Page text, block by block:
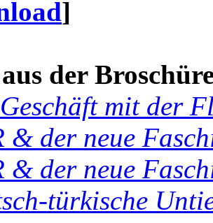
]
der
mit der
& der neue
& der neue
türkische